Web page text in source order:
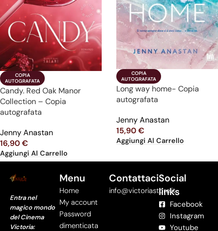
COPIA
AUTOGRAFATA
Candy. Red Oak Manor
Collection – Copia
autografata
Jenny Anastan
16,90€
Aggiungi Al Carrello
COPIA
AUTOGRAFATA
Long way home- Copia
autografata
Jenny Anastan
15,90€
Aggiungi Al Carrello
Entra nel
magico mondo
del Cinema
Victoria:
Menu
Home
My account
Password
dimenticata
Contattaci
info@victoriastore.it
Social
links
Facebook
Instagram
Youtube